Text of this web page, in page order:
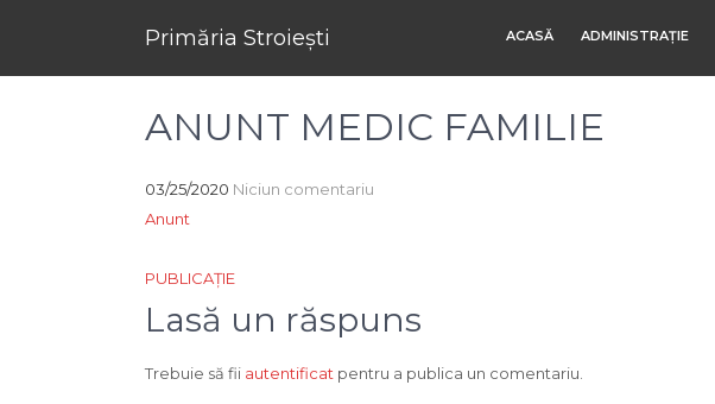
Primăria Stroiești ACASĂ ADMINISTRAȚIE
ANUNT MEDIC FAMILIE
03/25/2020 Niciun comentariu
Anunt
Navigare
în
PUBLICAȚIE
Lasă un răspuns
Trebuie să fii autentificat pentru a publica un comentariu.